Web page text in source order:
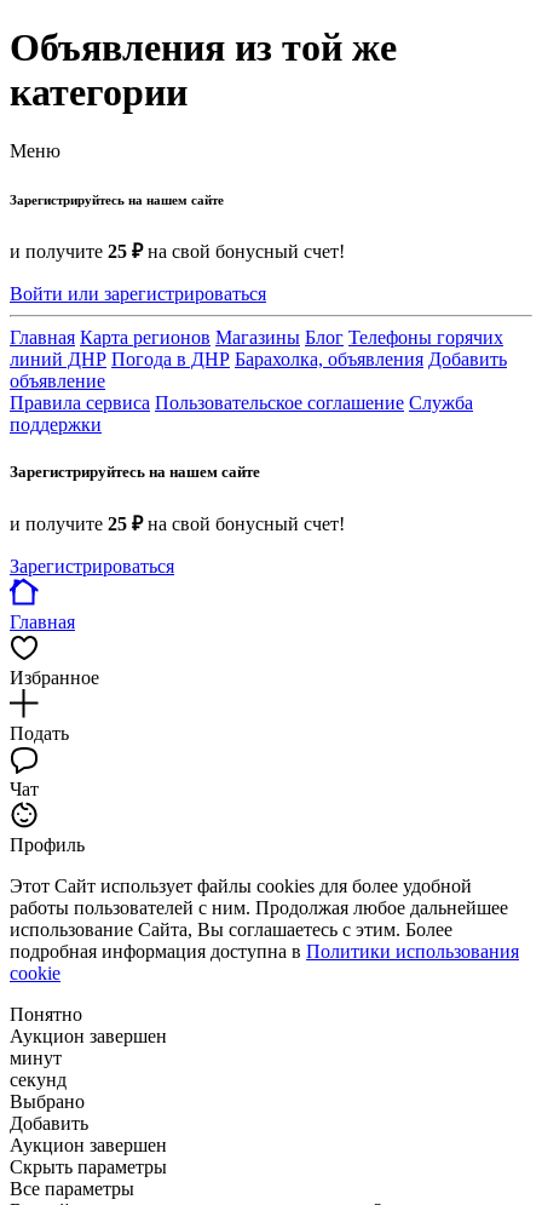
Объявления из той же
категории
Меню
Зарегистрируйтесь на нашем сайте
и получите 25 ₽на свой бонусный счет!
Войти или зарегистрироваться
Главная Карта регионов Магазины Блог Телефоны горячих
линий ДНР Погода в ДНР Барахолка, объявления Добавить
объявление
Правила сервиса Пользовательское соглашение Служба
поддержки
Зарегистрируйтесь на нашем сайте
и получите 25 ₽на свой бонусный счет!
Зарегистрироваться
Главная
Избранное
Подать
Чат
Профиль
Этот Сайт использует файлы cookies для более удобной
работы пользователей с ним. Продолжая любое дальнейшее
использование Сайта, Вы соглашаетесь с этим. Более
подробная информация доступна в Политики использования
cookie
Понятно
Аукцион завершен
минут
секунд
Выбрано
Добавить
Аукцион завершен
Скрыть параметры
Все параметры